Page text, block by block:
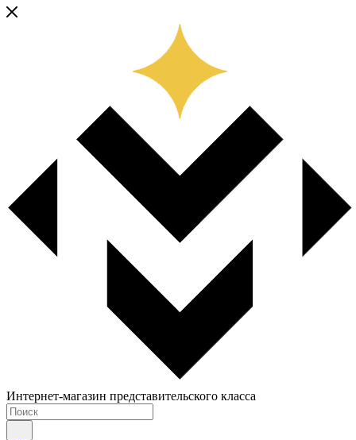
Интернет-магазин представительского класса